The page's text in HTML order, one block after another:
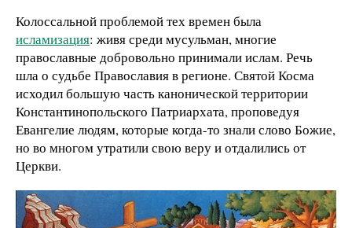
Колоссальной проблемой тех времен была
исламизация: живя среди мусульман, многие
православные добровольно принимали ислам. Речь
шла о судьбе Православия в регионе. Святой Косма
исходил большую часть канонической территории
Константинопольского Патриархата, проповедуя
Евангелие людям, которые когда-то знали слово Божие,
но во многом утратили свою веру и отдалились от
Церкви.